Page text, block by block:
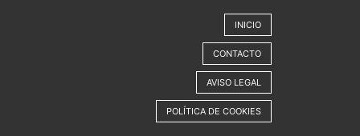
INICIO
CONTACTO
AVISO LEGAL
POLÍTICA DE COOKIES